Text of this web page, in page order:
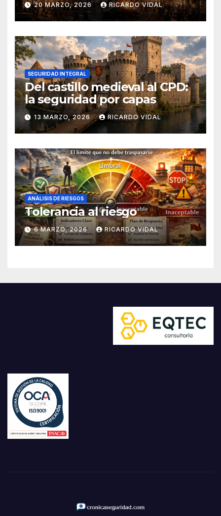
20 MARZO, 2026 RICARDO VIDAL
SEGURIDAD INTEGRAL
Del castillo medieval al CPD:
la seguridad por capas
13 MARZO, 2026 RICARDO VIDAL
ANÁLISIS DE RIESGOS
Tolerancia al riesgo
6 MARZO, 2026 RICARDO VIDAL